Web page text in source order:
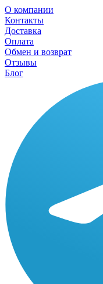
О компании
Контакты
Доставка
Оплата
Обмен и возврат
Отзывы
Блог